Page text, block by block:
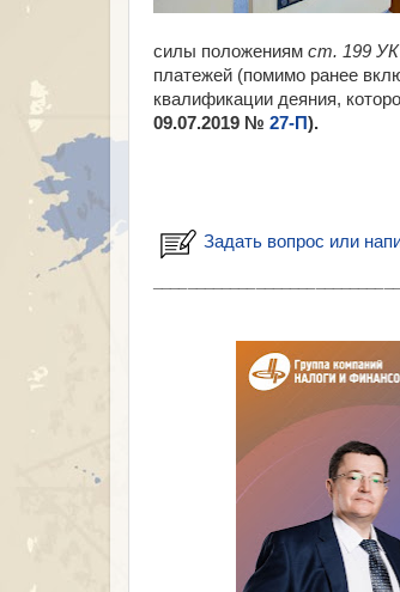
силы положениям ст. 199
платежей (помимо ранее
квалификации деяния,
09.07.2019 № 27-П).
Задать вопрос или